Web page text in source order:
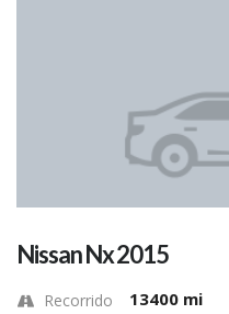
Nissan Nx 2015
Recorrido 13400 mi